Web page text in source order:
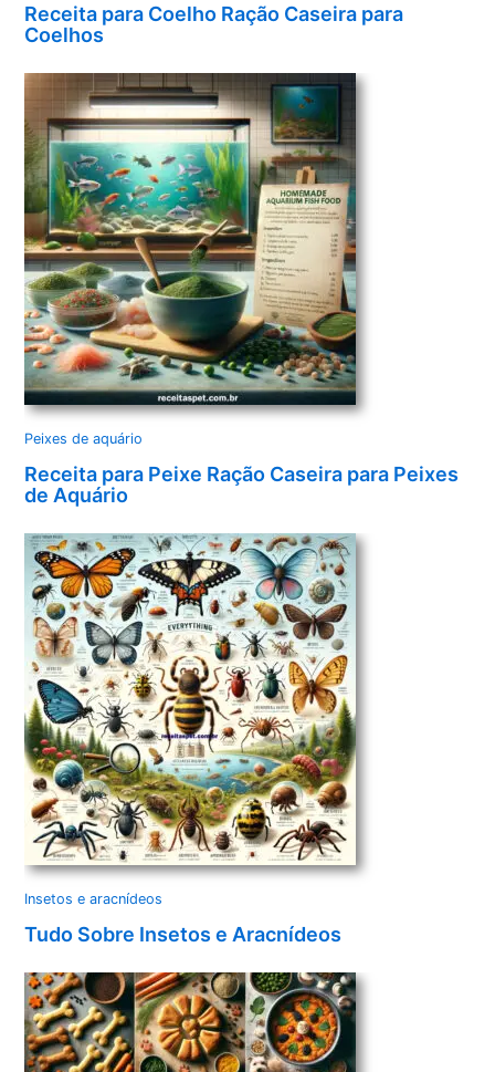
Receita para Coelho Ração Caseira para
Coelhos
Peixes de aquário
Receita para Peixe Ração Caseira para Peixes
de Aquário
Insetos e aracnídeos
Tudo Sobre Insetos e Aracnídeos